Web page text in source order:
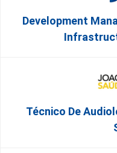
Development
Técnico De